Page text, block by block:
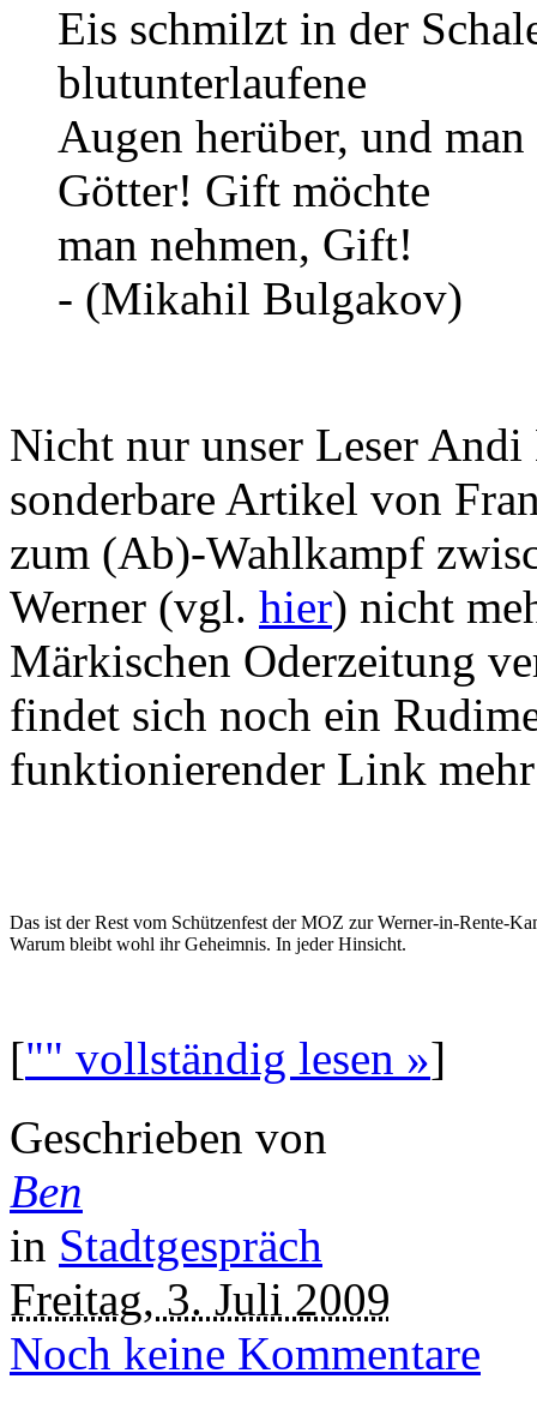
Eis schmilzt in der
blutunterlaufene
Augen herüber, und
Götter! Gift möchte
man nehmen, Gift!
- (Mikahil Bulgakov)
Nicht nur unser Leser
sonderbare Artikel von
zum (Ab)-Wahlkampf
Werner (vgl. hier) nicht
Märkischen Oderzeitung
findet sich noch ein
funktionierender Link
Das ist der Rest vom Schützenfest der MOZ zur Werner-in-Rente-
Warum bleibt wohl ihr Geheimnis. In jeder Hinsicht.
["" vollständig lesen »]
Geschrieben von
Ben
in Stadtgespräch
Freitag, 3. Juli 2009
Noch keine Kommentare